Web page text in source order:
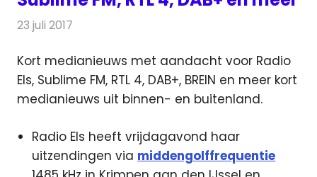
23 juli 2017
Kort medianieuws met aandacht voor Radio
Els, Sublime FM, RTL 4, DAB+, BREIN en meer kort
medianieuws uit binnen- en buitenland.
Radio Els heeft vrijdagavond haar
uitzendingen via middengolffrequentie